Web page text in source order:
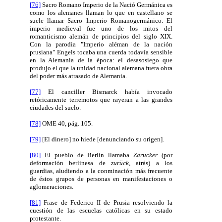
[76] Sacro Romano Imperio de la Nació Germánica es
como los alemanes llaman lo que en castellano se
suele llamar Sacro Imperio Romanogermánico. El
imperio medieval fue uno de los mitos del
romanticismo alemán de principios del siglo XIX.
Con la parodia "Imperio aléman de la nación
prusiana" Engels tocaba una cuerda todavía sensible
en la Alemania de la época: el desasosiego que
produjo el que la unidad nacional alemana fuera obra
del poder más atrasado de Alemania.
[77] El canciller Bismarck había invocado
retóricamente terremotos que rayeran a las grandes
ciudades del suelo.
[78] OME 40, pág. 105.
[79] [El dinero] no hiede [denunciando su origen].
[80] El pueblo de Berlín llamabaZarucker (por
deformación berlinesa de zurück , atrás) a los
guardias, aludiendo a la conminación más frecuente
de éstos grupos de personas en manifestaciones o
aglomeraciones.
[81] Frase de Federico II de Prusia resolviendo la
cuestión de las escuelas católicas en su estado
protestante.